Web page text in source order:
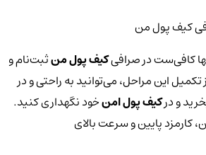
کیف پول من
کافی‌ست در صرافیکیف پول منثبت‌نام و
این مراحل، می‌توانید به راحتی و در
و درکیف پول امنخود نگهداری کنید.
پایین و سرعت بالای